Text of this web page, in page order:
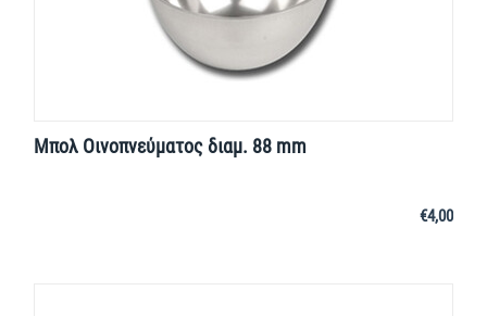
Μπολ Οινοπνεύματος διαμ. 88 mm
€4,00